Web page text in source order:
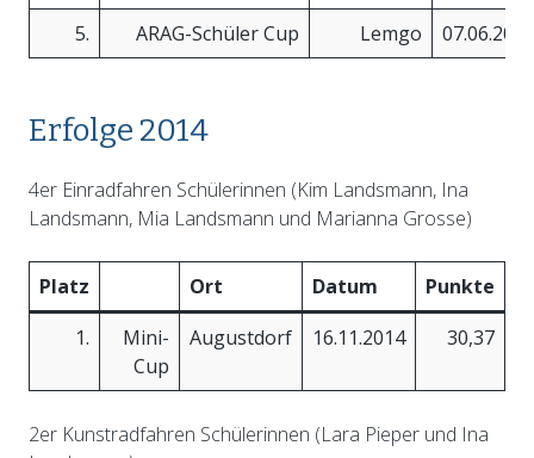
5.
ARAG-Schüler Cup Lemgo 07.06.2015
Erfolge 2014
4er Einradfahren Schülerinnen (Kim Landsmann, Ina
Landsmann, Mia Landsmann und Marianna Grosse)
Platz Ort Datum
Punkte
1.
Mini-
Cup
Augustdorf 16.11.2014 30,37
2er Kunstradfahren Schülerinnen (Lara Pieper und Ina